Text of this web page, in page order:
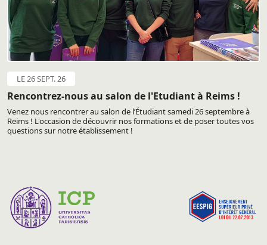
LE 26 SEPT. 26
Rencontrez-nous au salon de l'Etudiant à Reims !
Venez nous rencontrer au salon de l’Étudiant samedi 26 septembre à
Reims ! L'occasion de découvrir nos formations et de poser toutes vos
questions sur notre établissement !